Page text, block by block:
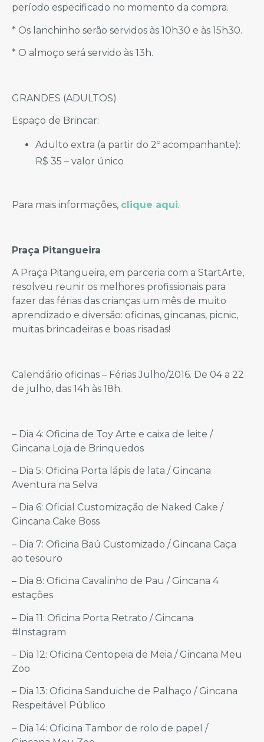
período especificado no momento da compra.
* Os lanchinho serão servidos às 10h30 e às 15h30.
* O almoço será servido às 13h.
GRANDES (ADULTOS)
Espaço de Brincar:
Adulto extra (a partir do 2º acompanhante):
R$ 35 – valor único
Para mais informações, clique aqui.
Praça Pitangueira
A Praça Pitangueira, em parceria com a StartArte,
resolveu reunir os melhores profissionais para
fazer das férias das crianças um mês de muito
aprendizado e diversão: oficinas, gincanas, picnic,
muitas brincadeiras e boas risadas!
Calendário oficinas – Férias Julho/2016. De 04 a 22
de julho, das 14h às 18h.
– Dia 4: Oficina de Toy Arte e caixa de leite /
Gincana Loja de Brinquedos
– Dia 5: Oficina Porta lápis de lata / Gincana
Aventura na Selva
– Dia 6: Oficial Customização de Naked Cake /
Gincana Cake Boss
– Dia 7: Oficina Baú Customizado / Gincana Caça
ao tesouro
– Dia 8: Oficina Cavalinho de Pau / Gincana 4
estações
– Dia 11: Oficina Porta Retrato / Gincana
#Instagram
– Dia 12: Oficina Centopeia de Meia / Gincana Meu
Zoo
– Dia 13: Oficina Sanduiche de Palhaço / Gincana
Respeitável Público
– Dia 14: Oficina Tambor de rolo de papel /